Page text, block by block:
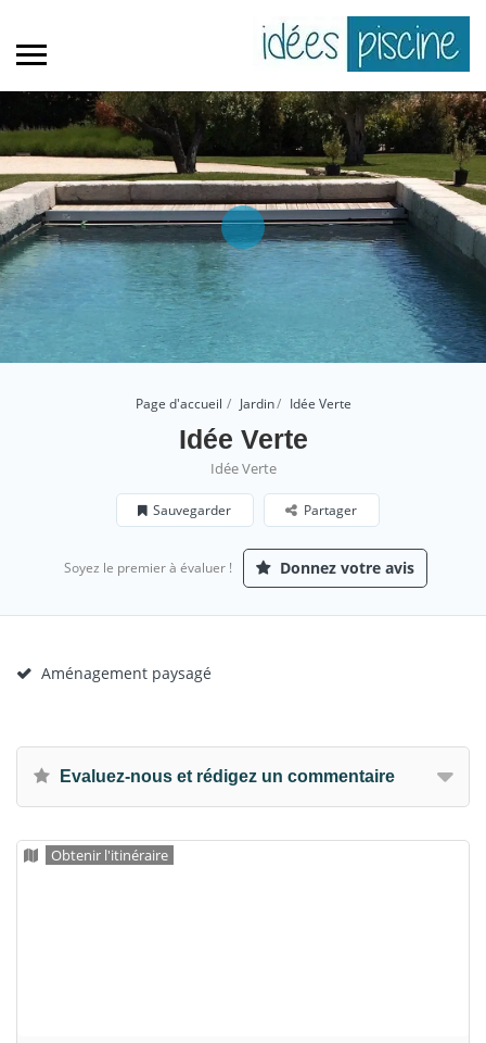
Page d'accueil Jardin Idée Verte
Idée Verte
Idée Verte
Sauvegarder Partager
Soyez le premier à évaluer ! Donnez votre avis
Aménagement paysagé
Evaluez-nous et rédigez un commentaire
Obtenir l'itinéraire